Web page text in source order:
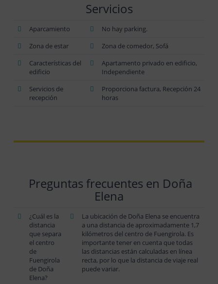
Servicios
Aparcamiento
No hay parking.
Zona de estar
Zona de comedor, Sofá
Características del
edificio
Apartamento privado en edificio,
Independiente
Servicios de
recepción
Proporciona factura, Recepción 24
horas
Preguntas frecuentes en Doña
Elena
¿Cuál es la
distancia
que separa
el centro
de
Fuengirola
de Doña
Elena?
La ubicación de Doña Elena se encuentra
a una distancia de aproximadamente 1,7
kilómetros del centro de Fuengirola. Es
importante tener en cuenta que todas
las distancias están calculadas en línea
recta, por lo que la distancia de viaje real
puede variar.